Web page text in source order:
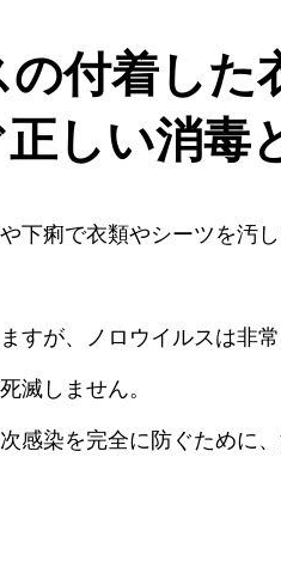
付着した
しい消毒
下痢で衣類やシーツを汚
すが、ノロウイルスは非
滅しません。
感染を完全に防ぐために